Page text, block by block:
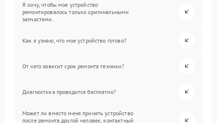
Я хочу, чтобы мое устройство
ремонтировалось только оригинальными
запчастями.
Как я узнаю, что мое устройство готово?
От чего зависит срок ремонта техники?
Диагностика проводится бесплатно?
Может ли вместо меня принять устройство
после ремонта другой человек, контактный